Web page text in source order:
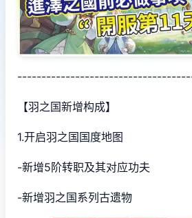
【羽之国新增构成】
1.开启羽之国国度地图
-新增5阶转职及其对应功夫
-新增羽之国系列古遗物